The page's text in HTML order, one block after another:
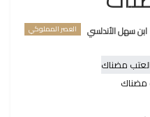
العصر المملوكي ابن سهل الأندلسي
مضناك